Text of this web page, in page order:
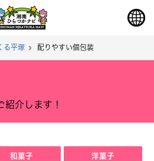
る平塚 配りやすい個包装
介します！
和菓子
洋菓子